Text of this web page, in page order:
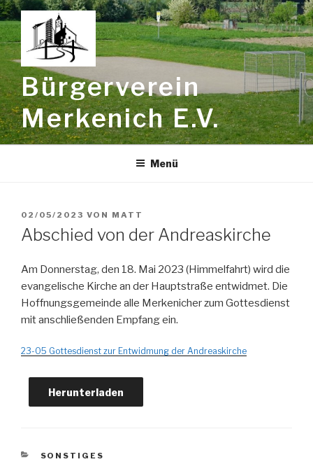
Zum
Inhalt
springen
Bürgerverein
Merkenich E.V.
Menü
VERÖFFENTLICHT
AM
02/05/2023 VON MATT
Abschied von der Andreaskirche
Am Donnerstag, den 18. Mai 2023 (Himmelfahrt) wird die
evangelische Kirche an der Hauptstraße entwidmet. Die
Hoffnungsgemeinde alle Merkenicher zum Gottesdienst
mit anschließenden Empfang ein.
23-05 Gottesdienst zur Entwidmung der Andreaskirche
Herunterladen
KATEGORIEN
SONSTIGES